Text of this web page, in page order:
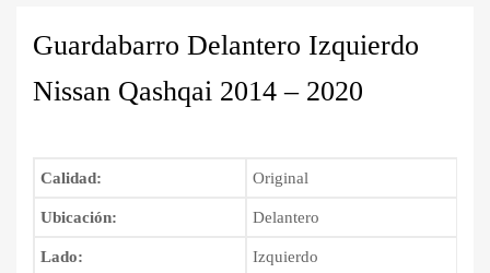
Guardabarro Delantero Izquierdo
Nissan Qashqai 2014 – 2020
Calidad: Original
Ubicación: Delantero
Lado: Izquierdo